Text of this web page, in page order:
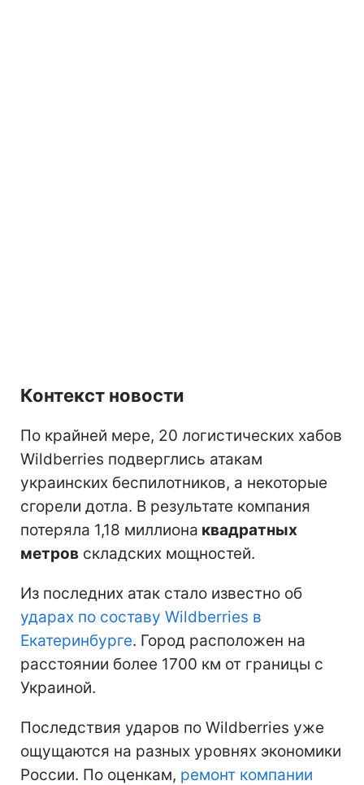
Контекст новости
По крайней мере, 20 логистических хабов
Wildberries подверглись атакам
украинских беспилотников, а некоторые
сгорели дотла. В результате компания
потеряла 1,18 миллиона квадратных
метров складских мощностей.
Из последних атак стало известно об
ударах по составу Wildberries в
Екатеринбурге. Город расположен на
расстоянии более 1700 км от границы с
Украиной.
Последствия ударов по Wildberries уже
ощущаются на разных уровнях экономики
России. По оценкам, ремонт компании